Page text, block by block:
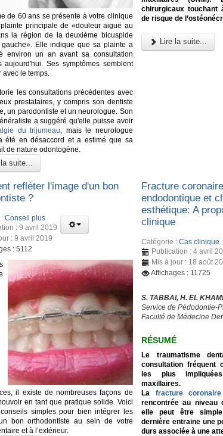
de 60 ans se présente à votre clinique
principale de «douleur aiguë au
la région de la deuxième bicuspide
gauche». Elle indique que sa plainte a
environ un an avant sa consultation
aujourd'hui. Ses symptômes semblent
avec le temps.
les consultations précédentes avec
prestataires, y compris son dentiste
un parodontiste et un neurologue. Son
a suggéré qu'elle puisse avoir
du trijumeau, mais le neurologue
été en désaccord et a estimé que sa
de nature odontogène.
la suite...
chirurgicaux touchant
de risque de
Lire la suite...
refléter l'image d'un bon
?
Conseil plus
: 9 avril 2019
: 9 avril 2019
: 5112
il existe de nombreuses façons de
en tant que pratique solide. Voici
simples pour bien intégrer les
bon orthodontiste au sein de votre
et à l’extérieur.
Fracture
endodontique et
esthétique: A
clinique
Catégorie :Cas clinique
Publication : 4 avril
Mis à jour : 18 août
Affichages : 11725
S. TABBAI, H. EL
Service de Pédodontie-
Faculté de Médecine
RÉSUMÉ
Le traumatisme
consultation fréquent
les plus
maxillaires.
La fracture coronaire
rencontrée au niveau
elle peut être
dernière entraine une
durs associée à une